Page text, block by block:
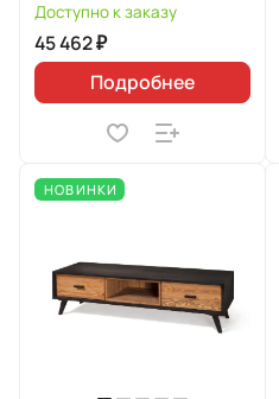
Доступно к заказу
45 462 ₽
Подробнее
НОВИНКИ